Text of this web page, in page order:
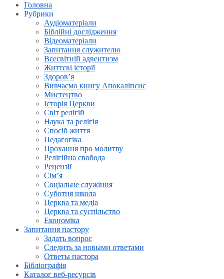
Головна
Рубрики
Аудіоматеріали
Біблійні дослідження
Відеоматеріали
Запитання служителю
Всесвітній адвентизм
Життєві історії
Здоров’я
Вивчаємо книгу Апокаліпсис
Мистецтво
Історія Церкви
Світ релігій
Наука та релігія
Спосіб життя
Педагогіка
Прохання про молитву
Релігійна свобода
Рецензії
Сім’я
Соціальне служіння
Суботня школа
Церква та медіа
Церква та суспільство
Економіка
Запитання пастору
Задать вопрос
Следить за новыми ответами
Ответы пастора
Бібліографія
Каталог веб-ресурсів